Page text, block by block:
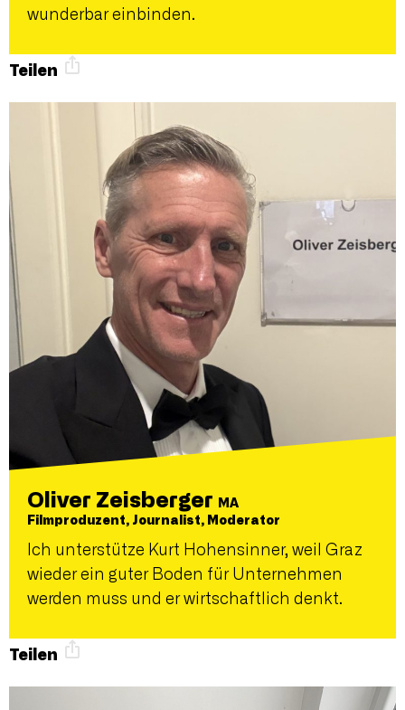
wunderbar einbinden.
Teilen
Oliver Zeisberger
MA
Filmproduzent, Journalist, Moderator
Ich unterstütze Kurt Hohensinner, weil Graz
wieder ein guter Boden für Unternehmen
werden muss und er wirtschaftlich denkt.
Teilen